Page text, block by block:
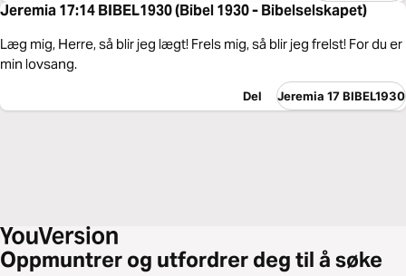
Jeremia 17:14 BIBEL1930 (Bibel 1930 - Bibelselskapet)
Læg mig, Herre, så blir jeg lægt! Frels mig, så blir jeg frelst! For du er
min lovsang.
Del Jeremia 17 BIBEL1930
Oppmuntrer og utfordrer deg til å søke